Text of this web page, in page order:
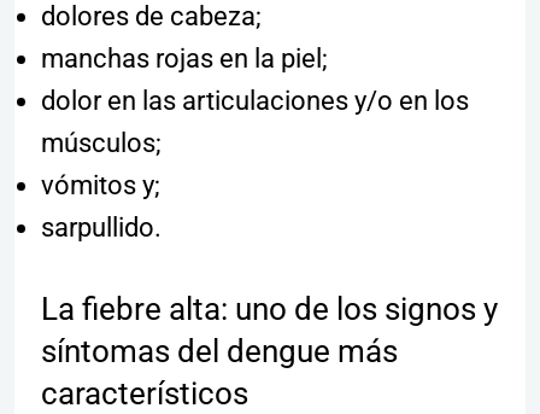
dolores de cabeza;
manchas rojas en la piel;
dolor en las articulaciones y/o en los
músculos;
vómitos y;
sarpullido.
La fiebre alta: uno de los signos y
síntomas del dengue más
característicos